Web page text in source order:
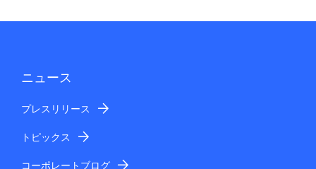
ニュース
プレスリリース
トピックス
コーポレートブログ